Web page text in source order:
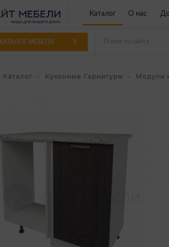
Каталог О нас
КАТАЛОГ МЕБЕЛИ
Каталог Кухонные Гарнитуры Модули